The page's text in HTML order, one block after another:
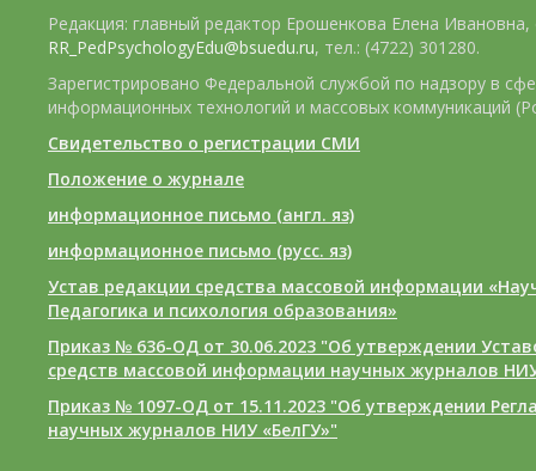
Редакция: главный редактор Ерошенкова Елена Ивановна,
RR_PedPsychologyEdu@bsuedu.ru, тел.: (4722) 301280.
Зарегистрировано Федеральной службой по надзору в
информационных технологий и массовых коммуникаций
Свидетельство о регистрации СМИ
Положение о журнале
информационное письмо (англ. яз)
информационное письмо (русс. яз)
Устав редакции средства массовой информации
Педагогика и психология образования»
Приказ № 636-ОД от 30.06.2023 "Об утверждении
средств массовой информации научных журналов
Приказ № 1097-ОД от 15.11.2023 "Об утверждении
научных журналов НИУ «БелГУ»"